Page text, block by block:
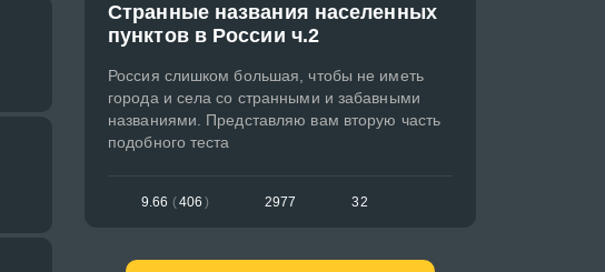
Странные названия населенных
пунктов в России ч.2
Россия слишком большая, чтобы не иметь
города и села со странными и забавными
названиями. Представляю вам вторую часть
подобного теста
9.66 (406 ) 2977 32